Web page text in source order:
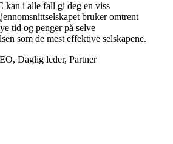
kan i alle fall gi deg en viss
bruker omtrent
tid og penger på selve
som de mest effektive selskapene.
Daglig leder, Partner